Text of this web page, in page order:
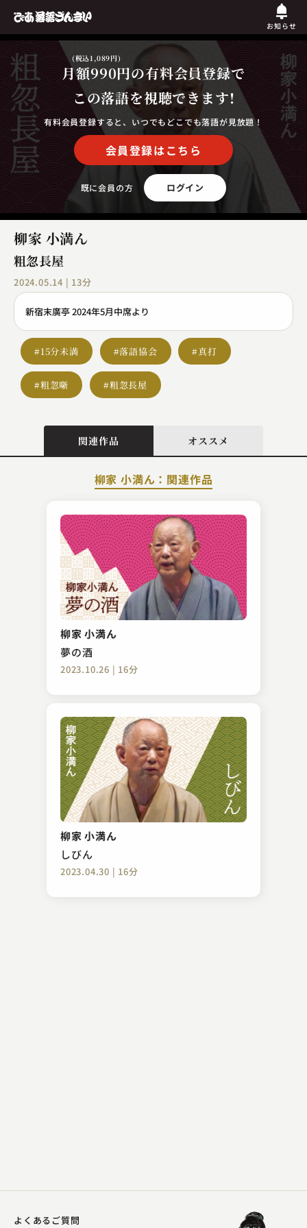
お知らせ
月額990円
(税込1,089円)
の有料会員登録で
この落語を視聴できます!
有料会員登録すると、いつでもどこでも落語が見放題！
会員登録はこちら
既に会員の方 ログイン
柳家 小満ん
粗忽長屋
2024.05.14 | 13分
新宿末廣亭 2024年5月中席より
#15分未満 #落語協会 #真打
#粗忽噺 #粗忽長屋
関連作品 オススメ
柳家 小満ん：関連作品
柳家 小満ん
夢の酒
2023.10.26 | 16分
柳家 小満ん
しびん
2023.04.30 | 16分
柳家 わさび
黄金の大黒
2023.07.11 | 13分
入船亭 扇好
宮戸川
2023.11.15 | 14分
よくあるご質問